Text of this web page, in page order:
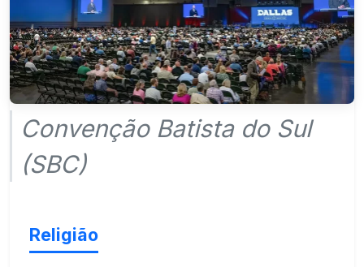
Convenção Batista do Sul
(SBC)
Religião